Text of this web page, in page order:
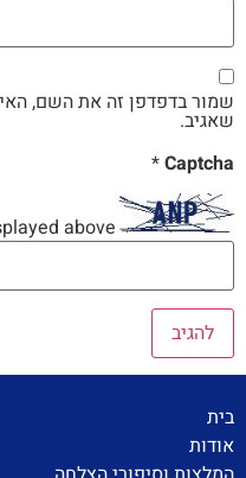
שמור בדפדפן זה את השם,
שאגיב.
Captcha
*
above:
בית
אודות